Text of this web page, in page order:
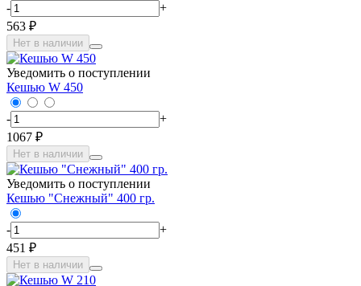
-
+
563 ₽
Нет в наличии
Уведомить о поступлении
Кешью W 450
-
+
1067 ₽
Нет в наличии
Уведомить о поступлении
Кешью "Снежный" 400 гр.
-
+
451 ₽
Нет в наличии